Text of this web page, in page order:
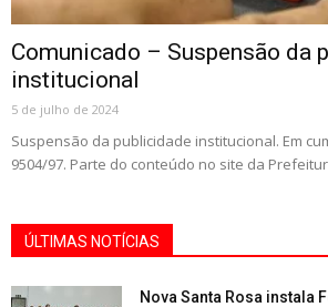
Comunicado – Suspensão da
institucional
5 de julho de 2024
Suspensão da publicidade institucional. Em
9504/97. Parte do conteúdo no site da
ÚLTIMAS NOTÍCIAS
Nova Santa Rosa instala